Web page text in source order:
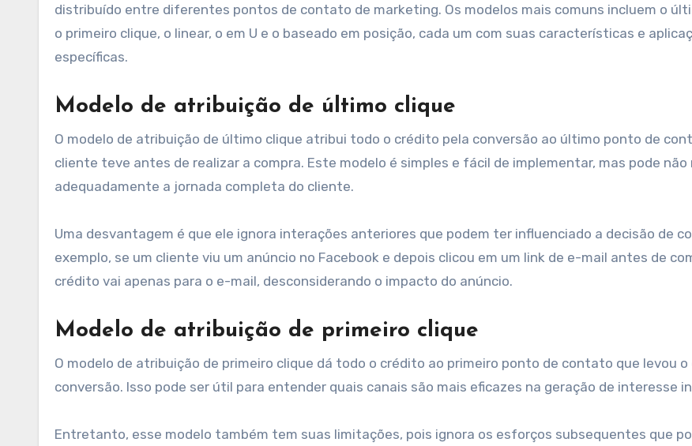
distribuído entre diferentes pontos de contato de marketing. Os modelos mais comuns incluem o
o primeiro clique, o linear, o em U e o baseado em posição, cada um com suas características e
específicas.
Modelo de atribuição de último clique
O modelo de atribuição de último clique atribui todo o crédito pela conversão ao último ponto de
cliente teve antes de realizar a compra. Este modelo é simples e fácil de implementar, mas pode
adequadamente a jornada completa do cliente.
Uma desvantagem é que ele ignora interações anteriores que podem ter influenciado a decisão de
exemplo, se um cliente viu um anúncio no Facebook e depois clicou em um link de e-mail antes de
crédito vai apenas para o e-mail, desconsiderando o impacto do anúncio.
Modelo de atribuição de primeiro clique
O modelo de atribuição de primeiro clique dá todo o crédito ao primeiro ponto de contato que levou
conversão. Isso pode ser útil para entender quais canais são mais eficazes na geração de interesse
Entretanto, esse modelo também tem suas limitações, pois ignora os esforços subsequentes que